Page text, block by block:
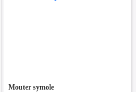
Mouter symole